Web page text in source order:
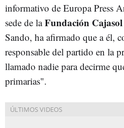
informativo de Europa Press
sede de laFundación Cajasol
Sando, ha afirmado que a él,
responsable del partido en la
llamado nadie para decirme
primarias".